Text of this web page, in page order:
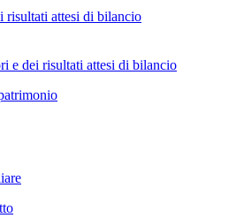
risultati attesi di bilancio
e dei risultati attesi di bilancio